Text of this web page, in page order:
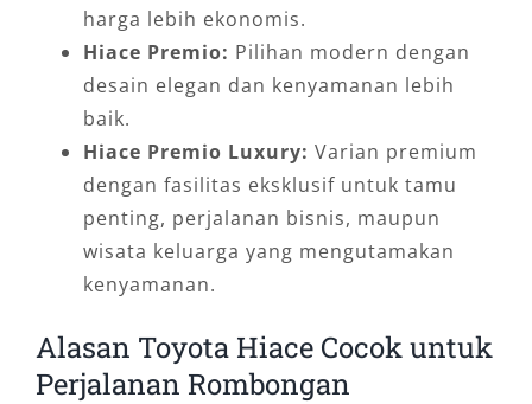
harga lebih ekonomis.
Hiace Premio: Pilihan modern dengan
desain elegan dan kenyamanan lebih
baik.
Hiace Premio Luxury: Varian premium
dengan fasilitas eksklusif untuk tamu
penting, perjalanan bisnis, maupun
wisata keluarga yang mengutamakan
kenyamanan.
Alasan Toyota Hiace Cocok untuk
Perjalanan Rombongan